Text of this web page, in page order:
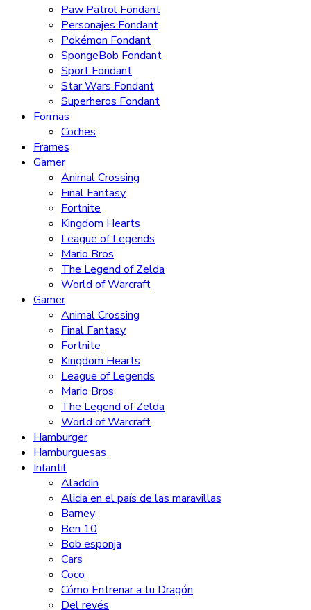
Paw Patrol Fondant
Personajes Fondant
Pokémon Fondant
SpongeBob Fondant
Sport Fondant
Star Wars Fondant
Superheros Fondant
Formas
Coches
Frames
Gamer
Animal Crossing
Final Fantasy
Fortnite
Kingdom Hearts
League of Legends
Mario Bros
The Legend of Zelda
World of Warcraft
Gamer
Animal Crossing
Final Fantasy
Fortnite
Kingdom Hearts
League of Legends
Mario Bros
The Legend of Zelda
World of Warcraft
Hamburger
Hamburguesas
Infantil
Aladdin
Alicia en el país de las maravillas
Barney
Ben 10
Bob esponja
Cars
Coco
Cómo Entrenar a tu Dragón
Del revés